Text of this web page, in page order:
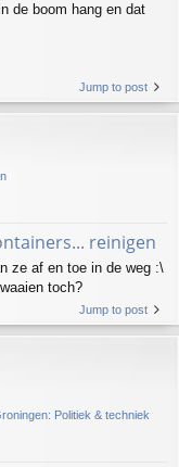
de boom hang en dat
Jump to post
reinigen
ze af en toe in de weg :\
toch?
Jump to post
Politiek & techniek